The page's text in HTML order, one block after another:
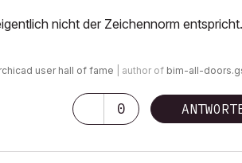
nicht der Zeichennorm entspricht.
user hall of fame | author of bim-all-
0